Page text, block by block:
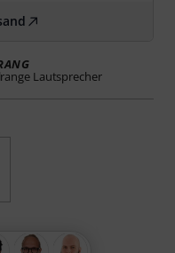
Lautsprecher